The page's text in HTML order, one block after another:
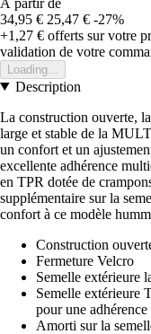
34,95 € 25,47 € -27%
+1,27 € offerts sur votre
validation de votre
Loading...
Description
La construction ouverte,
large et stable de la
un confort et un
excellente adhérence
en TPR dotée de
supplémentaire sur la
confort à ce modèle
Construction
Fermeture Velcro
Semelle extérieure
Semelle extérieure
pour une
Amorti sur la